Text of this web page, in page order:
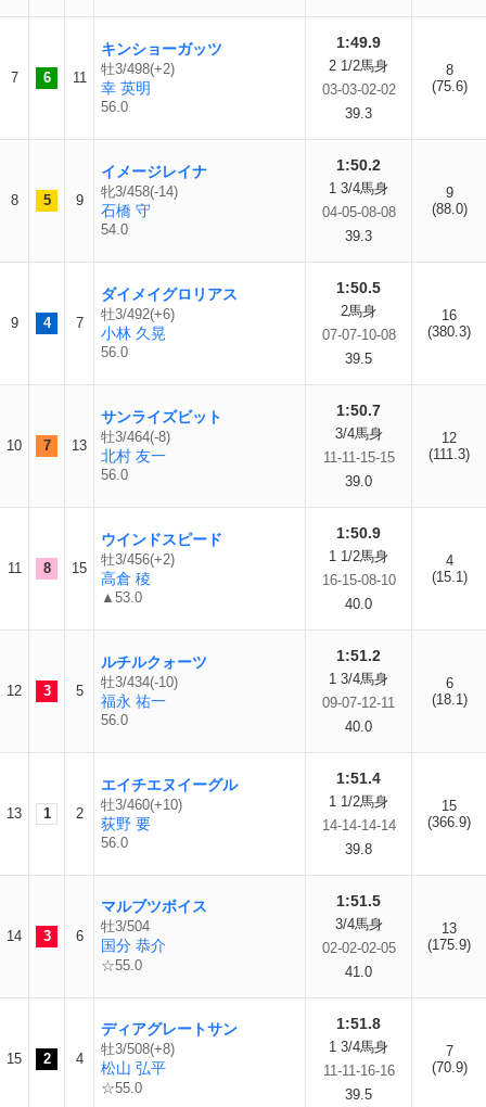
7 6 11
キンショーガッツ
牡3/498(+2)
幸 英明
56.0
1:49.9
2 1/2馬身
03-03-02-02
39.3
8
(75.6)
8 5 9
イメージレイナ
牝3/458(-14)
石橋 守
54.0
1:50.2
1 3/4馬身
04-05-08-08
39.3
9
(88.0)
9 4 7
ダイメイグロリアス
牡3/492(+6)
小林 久晃
56.0
1:50.5
2馬身
07-07-10-08
39.5
16
(380.3)
10 7 13
サンライズビット
牡3/464(-8)
北村 友一
56.0
1:50.7
3/4馬身
11-11-15-15
39.0
12
(111.3)
11 8 15
ウインドスピード
牡3/456(+2)
高倉 稜
▲53.0
1:50.9
1 1/2馬身
16-15-08-10
40.0
4
(15.1)
12 3 5
ルチルクォーツ
牡3/434(-10)
福永 祐一
56.0
1:51.2
1 3/4馬身
09-07-12-11
40.0
6
(18.1)
13 1 2
エイチエヌイーグル
牡3/460(+10)
荻野 要
56.0
1:51.4
1 1/2馬身
14-14-14-14
39.8
15
(366.9)
14 3 6
マルブツボイス
牡3/504
国分 恭介
☆55.0
1:51.5
3/4馬身
02-02-02-05
41.0
13
(175.9)
15 2 4
ディアグレートサン
牡3/508(+8)
松山 弘平
☆55.0
1:51.8
1 3/4馬身
11-11-16-16
39.5
7
(70.9)